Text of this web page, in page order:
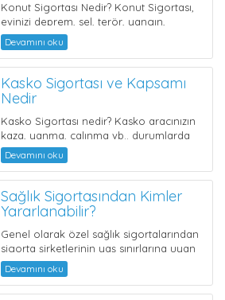
Konut Sigortası Nedir? Konut Sigortası,
evinizi deprem, sel, terör, yangın,
hırsızlık, su basması, vb.. risklere ...
Devamını oku
Kasko Sigortası ve Kapsamı
Nedir
Kasko Sigortası nedir? Kasko aracınızın
kaza, yanma, çalınma vb.. durumlarda
oluşan zararları güvence altı...
Devamını oku
Sağlık Sigortasından Kimler
Yararlanabilir?
Genel olarak özel sağlık sigortalarından
sigorta şirketlerinin yaş sınırlarına uyan
herkes kendisi ve/veya ailesiy...
Devamını oku